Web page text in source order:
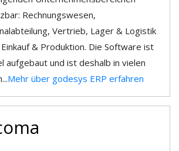
Rechnungswesen,
Vertrieb, Lager & Logistik
& Produktion. Die Software ist
aufgebaut und ist deshalb in vielen
Mehr über godesys ERP erfahren